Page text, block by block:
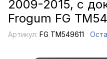
2009-2015, с
Frogum FG
Артикул: FG TM549611